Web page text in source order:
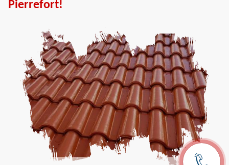
Pierrefort!